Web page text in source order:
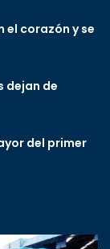
el corazón y se
dejan de
del primer